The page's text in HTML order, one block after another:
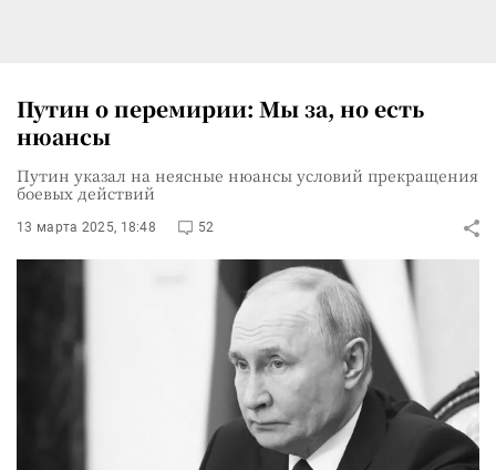
Путин о перемирии: Мы за, но есть
нюансы
Путин указал на неясные нюансы условий прекращения
боевых действий
13 марта 2025, 18:48 52